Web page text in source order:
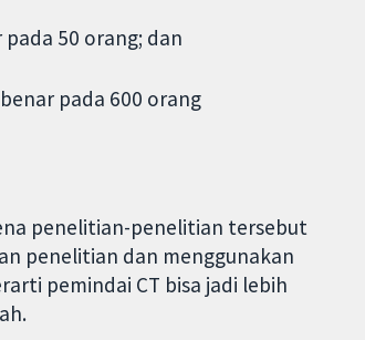
50 orang; dan
pada 600 orang
penelitian-penelitian tersebut
penelitian dan menggunakan
pemindai CT bisa jadi lebih